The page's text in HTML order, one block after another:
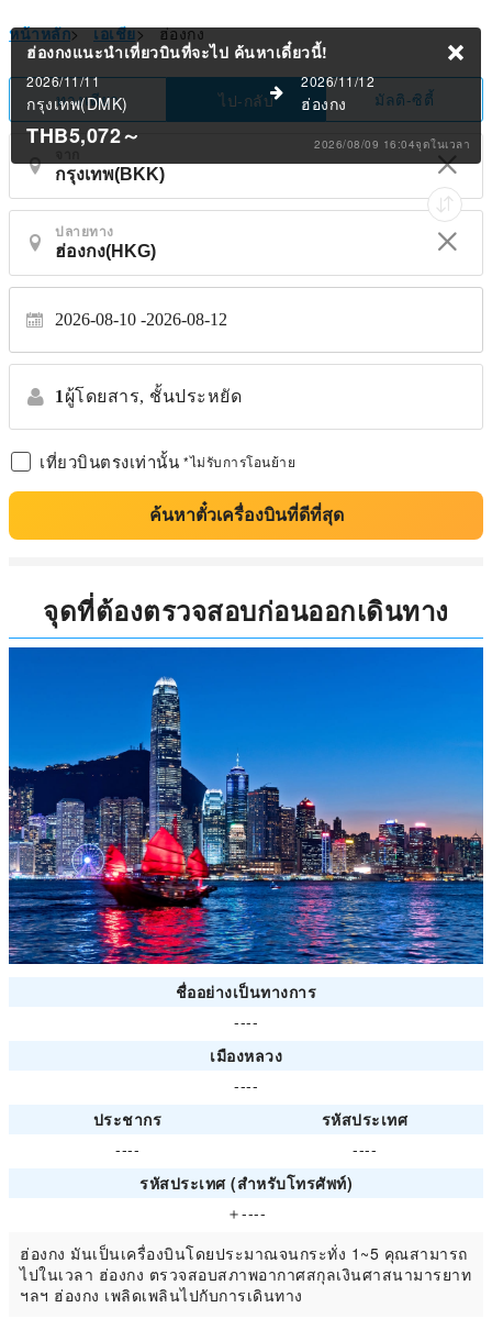
หน้าหลัก> เอเชีย> ฮ่องกง
ทางเดียว ไป-กลับ มัลติ-ซิตี้
ปลายทาง
2026-08-10 2026-08-12
1 ผู้โดยสาร, ชั้นประหยัด
เที่ยวบินตรงเท่านั้น *ไม่รับการโอนย้าย
ค้นหาตั๋วเครื่องบินที่ดีที่สุด
ฮ่องกงแนะนำเที่ยวบินที่จะไป ค้นหาเดี๋ยวนี้!
2026/11/11
กรุงเทพ(DMK)
2026/11/12
ฮ่องกง
THB5,072～ 2026/08/09 16:04จุดในเวลา
จุดที่ต้องตรวจสอบก่อนออกเดินทาง
ชื่ออย่างเป็นทางการ
----
เมืองหลวง
----
ประชากร
รหัสประเทศ
----
----
รหัสประเทศ (สำหรับโทรศัพท์)
＋----
ฮ่องกง มันเป็นเครื่องบินโดยประมาณจนกระทั่ง 1~5 คุณสามารถ
ไปในเวลา ฮ่องกง ตรวจสอบสภาพอากาศสกุลเงินศาสนามารยาท
ฯลฯ ฮ่องกง เพลิดเพลินไปกับการเดินทาง